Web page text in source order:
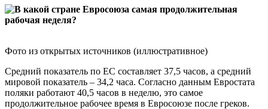
Фото из открытых источников (иллюстративное)
Средний показатель по ЕС составляет 37,5 часов, а средний
мировой показатель – 34,2 часа. Согласно данным Евростата
поляки работают 40,5 часов в неделю, это самое
продолжительное рабочее время в Евросоюзе после греков.